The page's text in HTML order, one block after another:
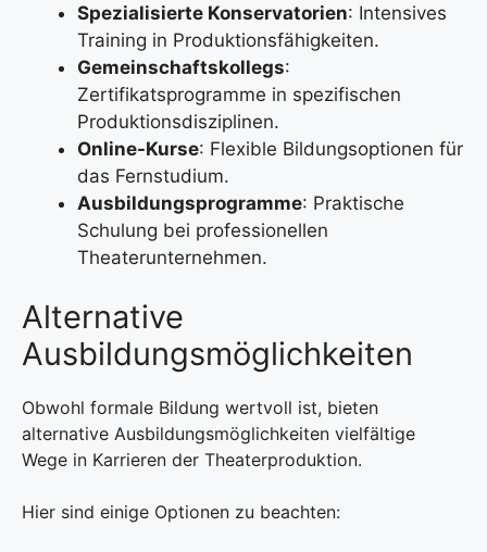
Spezialisierte Konservatorien: Intensives
Training in Produktionsfähigkeiten.
Gemeinschaftskollegs:
Zertifikatsprogramme in spezifischen
Produktionsdisziplinen.
Online-Kurse: Flexible Bildungsoptionen für
das Fernstudium.
Ausbildungsprogramme: Praktische
Schulung bei professionellen
Theaterunternehmen.
Alternative
Ausbildungsmöglichkeiten
Obwohl formale Bildung wertvoll ist, bieten
alternative Ausbildungsmöglichkeiten vielfältige
Wege in Karrieren der Theaterproduktion.
Hier sind einige Optionen zu beachten: